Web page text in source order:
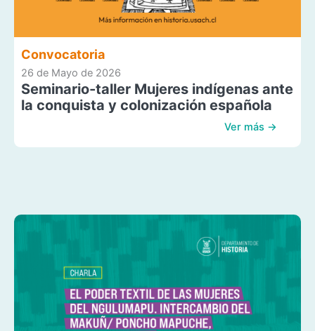
Convocatoria
26 de Mayo de 2026
Seminario-taller Mujeres indígenas ante
la conquista y colonización española
Ver más →